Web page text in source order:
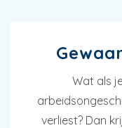
Wat als
verliest? Dan